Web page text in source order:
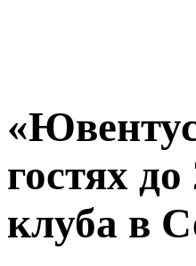
гостях
клуба в